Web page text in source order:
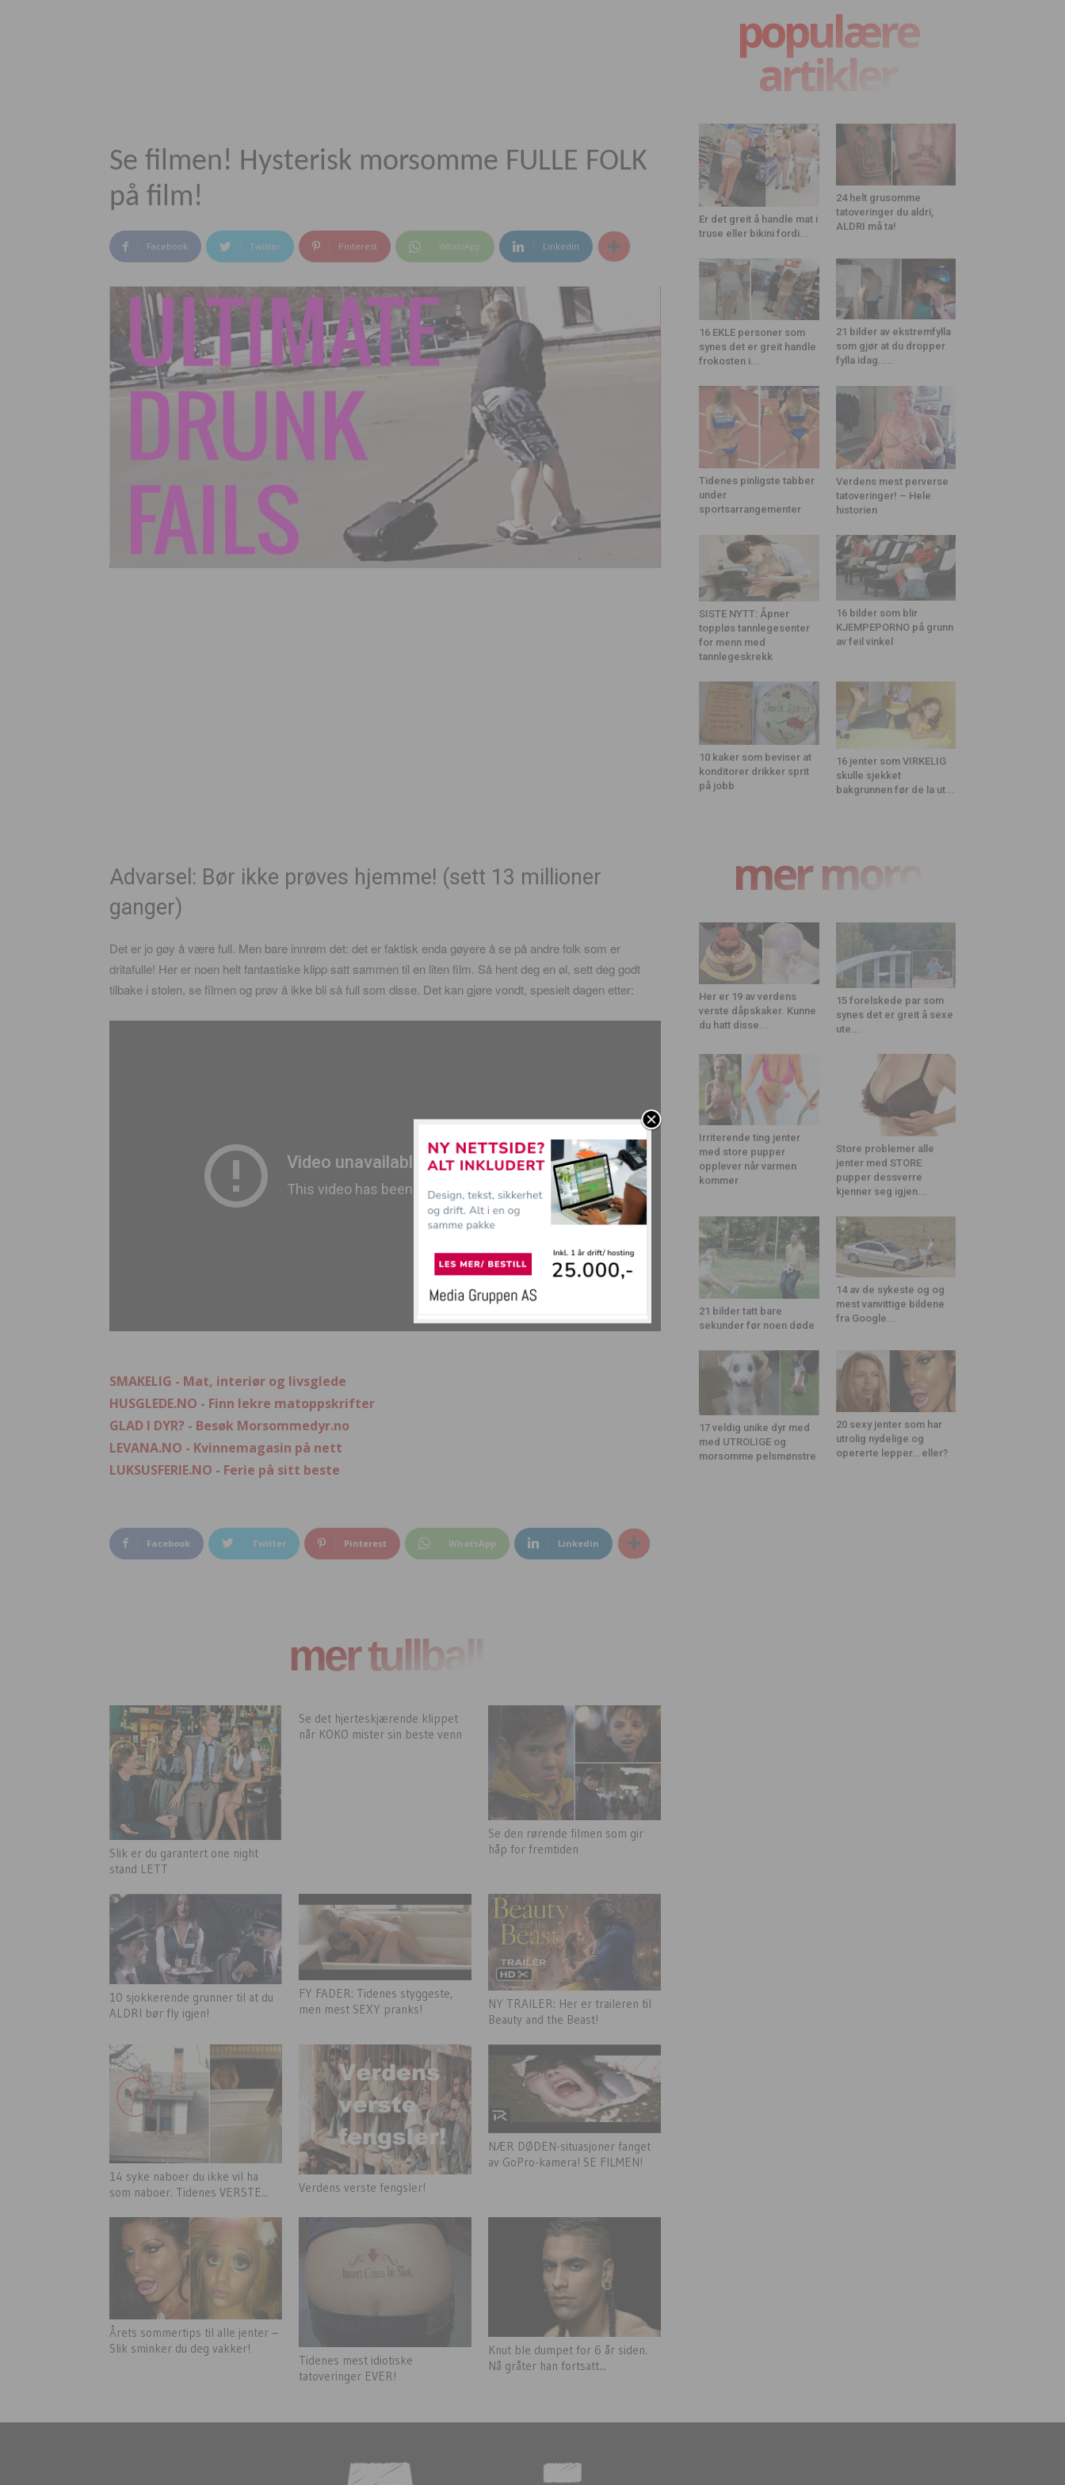
Se filmen! Hysterisk morsomme FULLE FOLK
på film!
Facebook Twitter Pinterest WhatsApp Linkedin
Advarsel: Bør ikke prøves hjemme! (sett 13 millioner
ganger)
Det er jo gøy å være full. Men bare innrøm det: det er faktisk enda gøyere å se på andre folk som er
dritafulle! Her er noen helt fantastiske klipp satt sammen til en liten film. Så hent deg en øl, sett deg godt
tilbake i stolen, se filmen og prøv å ikke bli så full som disse. Det kan gjøre vondt, spesielt dagen etter:
SMAKELIG - Mat, interiør og livsglede
HUSGLEDE.NO - Finn lekre matoppskrifter
GLAD I DYR? - Besøk Morsommedyr.no
LEVANA.NO - Kvinnemagasin på nett
LUKSUSFERIE.NO - Ferie på sitt beste
Facebook Twitter Pinterest WhatsApp Linkedin
mer tullball
Slik er du garantert one night
stand LETT
Se det hjerteskjærende klippet
når KOKO mister sin beste venn
Se den rørende filmen som gir
håp for fremtiden
10 sjokkerende grunner til at du
ALDRI bør fly igjen!
FY FADER: Tidenes styggeste,
men mest SEXY pranks!
NY TRAILER: Her er traileren til
Beauty and the Beast!
14 syke naboer du ikke vil ha
som naboer. Tidenes VERSTE...
Verdens verste fengsler!
NÆR DØDEN-situasjoner fanget
av GoPro-kamera! SE FILMEN!
Årets sommertips til alle jenter –
Slik sminker du deg vakker!
Tidenes mest idiotiske
tatoveringer EVER!
Knut ble dumpet for 6 år siden.
Nå gråter han fortsatt...
populære
artikler
Er det greit å handle mat i
truse eller bikini fordi...
24 helt grusomme
tatoveringer du aldri,
ALDRI må ta!
16 EKLE personer som
synes det er greit handle
frokosten i...
21 bilder av ekstremfylla
som gjør at du dropper
fylla idag.....
Tidenes pinligste tabber
under
sportsarrangementer
Verdens mest perverse
tatoveringer! – Hele
historien
SISTE NYTT: Åpner
toppløs tannlegesenter
for menn med
tannlegeskrekk
16 bilder som blir
KJEMPEPORNO på grunn
av feil vinkel
10 kaker som beviser at
konditorer drikker sprit
på jobb
16 jenter som VIRKELIG
skulle sjekket
bakgrunnen før de la ut...
mer moro
Her er 19 av verdens
verste dåpskaker. Kunne
du hatt disse...
15 forelskede par som
synes det er greit å sexe
ute...
Irriterende ting jenter
med store pupper
opplever når varmen
kommer
Store problemer alle
jenter med STORE
pupper dessverre
kjenner seg igjen...
21 bilder tatt bare
sekunder før noen døde
14 av de sykeste og og
mest vanvittige bildene
fra Google...
17 veldig unike dyr med
med UTROLIGE og
morsomme pelsmønstre
20 sexy jenter som har
utrolig nydelige og
opererte lepper… eller?